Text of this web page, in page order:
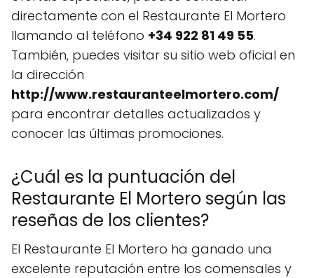
directamente con el Restaurante El Mortero
llamando al teléfono +34 922 81 49 55.
También, puedes visitar su sitio web oficial en
la dirección
http://www.restauranteelmortero.com/
para encontrar detalles actualizados y
conocer las últimas promociones.
¿Cuál es la puntuación del
Restaurante El Mortero según las
reseñas de los clientes?
El Restaurante El Mortero ha ganado una
excelente reputación entre los comensales y